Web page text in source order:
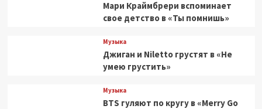
Мари Краймбрери вспоминает
свое детство в «Ты помнишь»
Музыка
Джиган и Niletto грустят в «Не
умею грустить»
Музыка
BTS гуляют по кругу в «Merry Go